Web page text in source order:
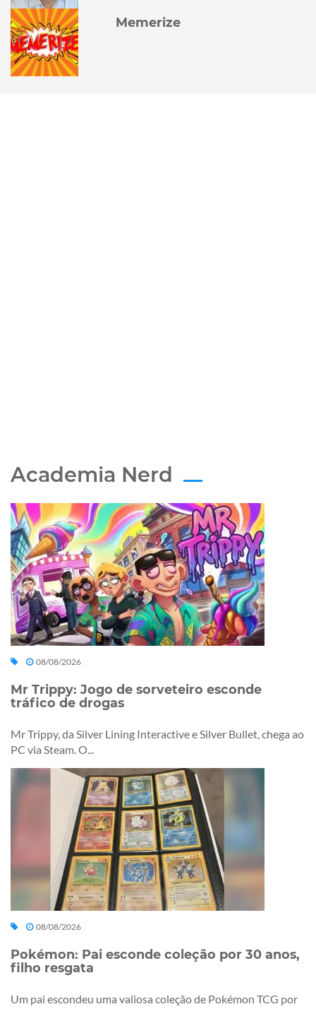
Memerize
Academia Nerd
08/08/2026
Mr Trippy: Jogo de sorveteiro esconde
tráfico de drogas
Mr Trippy, da Silver Lining Interactive e Silver Bullet, chega ao
PC via Steam. O...
08/08/2026
Pokémon: Pai esconde coleção por 30 anos,
filho resgata
Um pai escondeu uma valiosa coleção de Pokémon TCG por